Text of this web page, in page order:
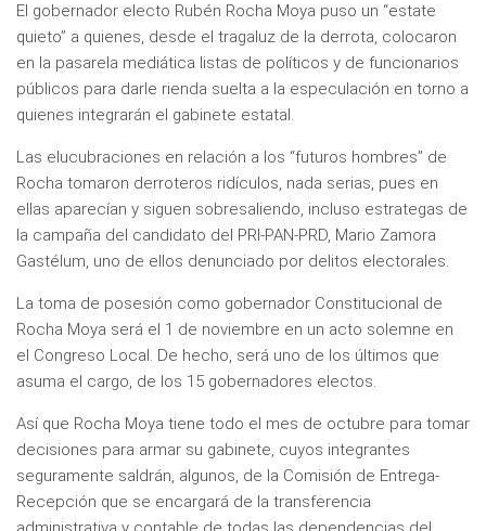
El gobernador electo Rubén Rocha Moya puso un “estate
quieto” a quienes, desde el tragaluz de la derrota, colocaron
en la pasarela mediática listas de políticos y de funcionarios
públicos para darle rienda suelta a la especulación en torno a
quienes integrarán el gabinete estatal.
Las elucubraciones en relación a los “futuros hombres” de
Rocha tomaron derroteros ridículos, nada serias, pues en
ellas aparecían y siguen sobresaliendo, incluso estrategas de
la campaña del candidato del PRI-PAN-PRD, Mario Zamora
Gastélum, uno de ellos denunciado por delitos electorales.
La toma de posesión como gobernador Constitucional de
Rocha Moya será el 1 de noviembre en un acto solemne en
el Congreso Local. De hecho, será uno de los últimos que
asuma el cargo, de los 15 gobernadores electos.
Así que Rocha Moya tiene todo el mes de octubre para tomar
decisiones para armar su gabinete, cuyos integrantes
seguramente saldrán, algunos, de la Comisión de Entrega-
Recepción que se encargará de la transferencia